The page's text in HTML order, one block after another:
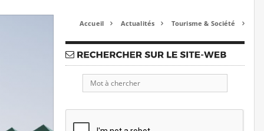
Accueil  Actualités  Tourisme & Société 